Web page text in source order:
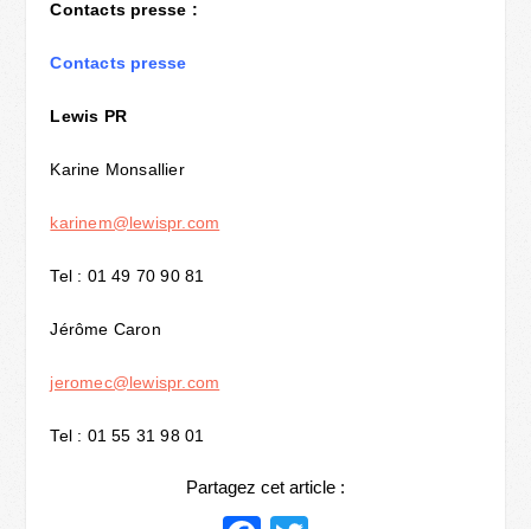
Contacts presse :
Contacts presse
Lewis PR
Karine Monsallier
karinem@lewispr.com
Tel : 01 49 70 90 81
Jérôme Caron
jeromec@lewispr.com
Tel : 01 55 31 98 01
Partagez cet article :